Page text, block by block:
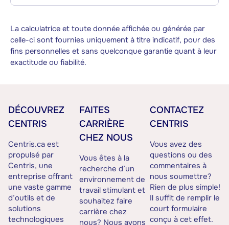
La calculatrice et toute donnée affichée ou générée par
celle-ci sont fournies uniquement à titre indicatif, pour des
fins personnelles et sans quelconque garantie quant à leur
exactitude ou fiabilité.
DÉCOUVREZ
CENTRIS
Centris.ca est
propulsé par
Centris, une
entreprise offrant
une vaste gamme
d’outils et de
solutions
technologiques
FAITES
CARRIÈRE
CHEZ NOUS
Vous êtes à la
recherche d’un
environnement de
travail stimulant et
souhaitez faire
carrière chez
nous? Nous avons
CONTACTEZ
CENTRIS
Vous avez des
questions ou des
commentaires à
nous soumettre?
Rien de plus simple!
Il suffit de remplir le
court formulaire
conçu à cet effet.